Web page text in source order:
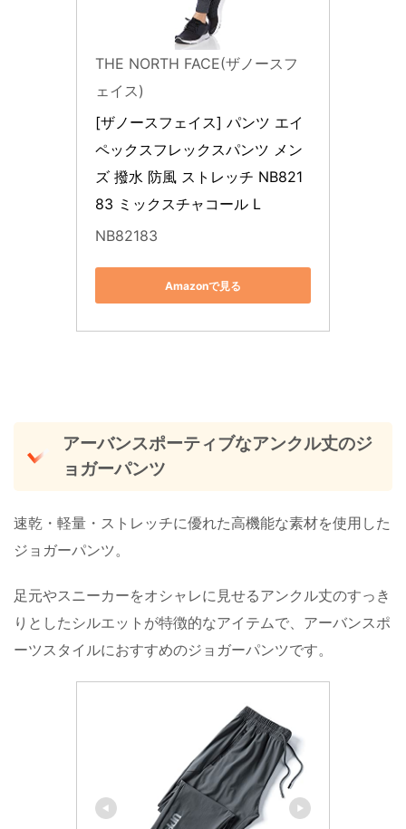
THE NORTH FACE(ザノースフ
ェイス)
[ザノースフェイス] パンツ エイ
ペックスフレックスパンツ メン
ズ 撥水 防風 ストレッチ NB821
83 ミックスチャコール L
NB82183
Amazonで見る
アーバンスポーティブなアンクル丈のジ
ョガーパンツ
速乾・軽量・ストレッチに優れた高機能な素材を使用した
ジョガーパンツ。
足元やスニーカーをオシャレに見せるアンクル丈のすっき
りとしたシルエットが特徴的なアイテムで、アーバンスポ
ーツスタイルにおすすめのジョガーパンツです。